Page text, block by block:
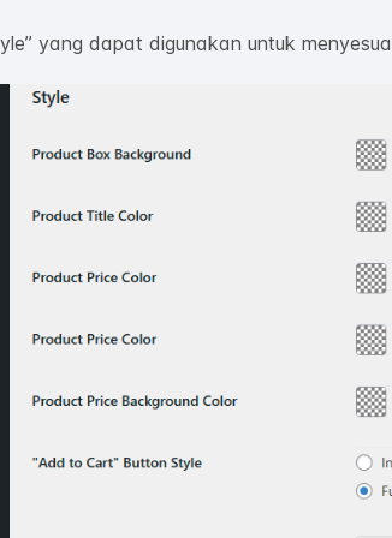
yang dapat digunakan untuk